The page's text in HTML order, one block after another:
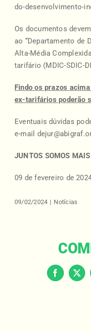
do-desenvolvimento-
Os documentos
ao “Departamento de
Alta-Média
tarifário (MDIC-SDIC-
Findo os prazos
ex-tarifários poderão
Eventuais dúvidas
e-mail
JUNTOS SOMOS MAIS
09 de fevereiro de
09/02/2024 | Notícias
Facebook
X